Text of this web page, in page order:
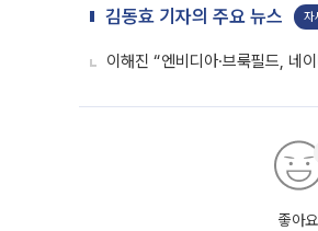
김동효 기자의 주요 뉴스 자
이해진 “엔비디아·브룩필드, 네
좋아요